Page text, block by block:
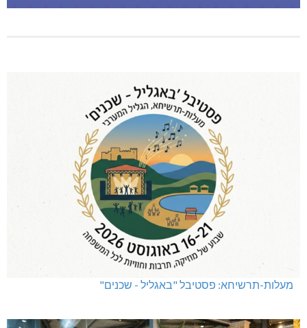
מעלות-תרשיחא: פסטיבל "באגליל - שכנים"